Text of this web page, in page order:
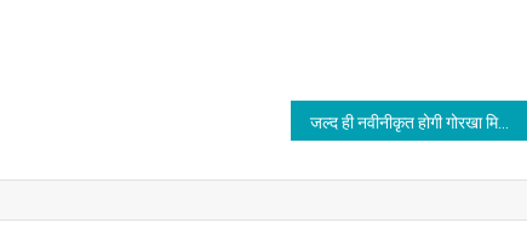
जल्द ही नवीनीकृत होगी गोरखा मिलिट्री इंटर कॉलेज की लीज: गणेश जोशी